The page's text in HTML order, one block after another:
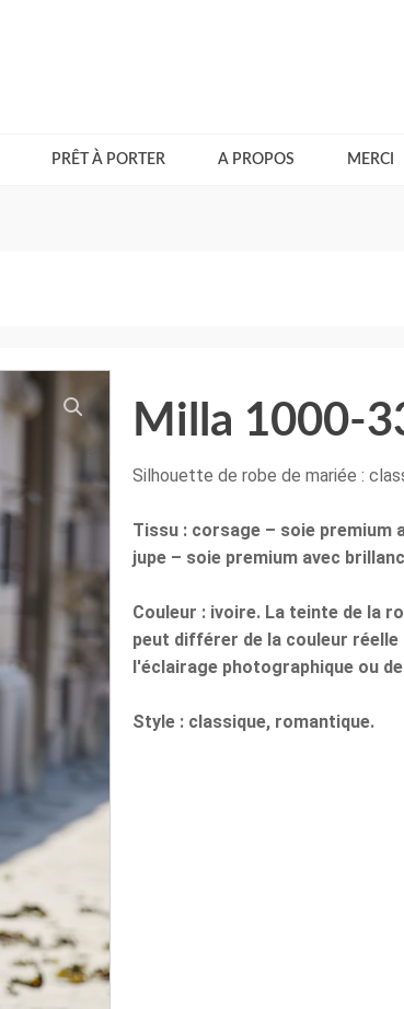
PRÊT À PORTER A PROPOS MERCI
Milla 1000-
Silhouette de robe de mariée :
Tissu : corsage – soie premium
jupe – soie premium avec
Couleur : ivoire. La teinte de la
peut différer de la couleur
l'éclairage photographique ou
Style : classique, romantique.